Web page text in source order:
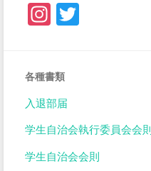
Instagram
各種書類
入退部届
学生自治会執行委員会会則
学生自治会会則